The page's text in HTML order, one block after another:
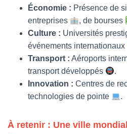
Économie : Présence de
entreprises
, de bourses
Culture : Universités
événements internationaux
Transport : Aéroports
transport développés
.
Innovation : Centres de
technologies de pointe
.
À retenir : Une ville